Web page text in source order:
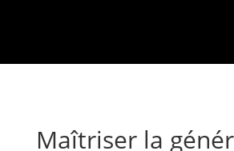
Maîtriser la